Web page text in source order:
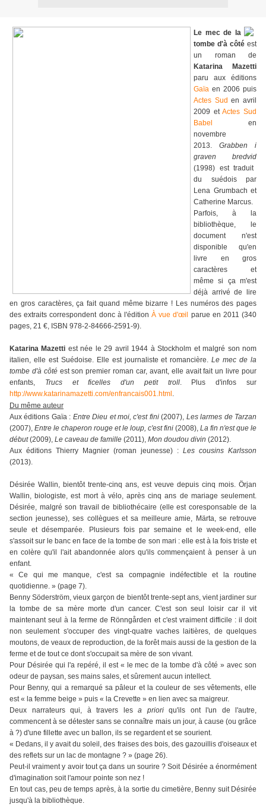
Le mec de la
tombe d'à côté est
un roman de
Katarina Mazetti
paru aux éditions
Gaïa en 2006 puis
Actes Sud en avril
2009 etActes Sud
Babel
en
novembre
2013. Grabben i
graven bredvid
(1998) est traduit
du suédois par
Lena Grumbach et
Catherine Marcus.
Parfois, à la
bibliothèque, le
document n'est
disponible qu'en
livre en gros
caractères et
même si ça m'est
déjà arrivé de lire
en gros caractères, ça fait quand même bizarre ! Les numéros des pages
des extraits correspondent donc à l'édition À vue d'œil
parue en 2011 (340
pages, 21 €, ISBN 978-2-84666-2591-9).
Katarina Mazetti est née le 29 avril 1944 à Stockholm et malgré son nom
italien, elle est Suédoise. Elle est journaliste et romancière.Le mec de la
tombe d'à côtéest son premier roman car, avant, elle avait fait un livre pour
enfants, Trucs et ficelles d'un petit troll.
Plus d'infos sur
http://www.katarinamazetti.com/enfrancais001.html .
Du même auteur
Aux éditions Gaïa : Entre Dieu et moi, c'est fini(2007), Les larmes de Tarzan
(2007), Entre le chaperon rouge et le loup, c'est fini (2008), La fin n'est que le
début(2009), Le caveau de famille (2011), Mon doudou divin (2012).
Aux éditions Thierry Magnier (roman jeunesse) : Les cousins Karlsson
(2013).
Désirée Wallin, bientôt trente-cinq ans, est veuve depuis cinq mois. Örjan
Wallin, biologiste, est mort à vélo, après cinq ans de mariage seulement.
Désirée, malgré son travail de bibliothécaire (elle est coresponsable de la
section jeunesse), ses collègues et sa meilleure amie, Märta, se retrouve
seule et désemparée. Plusieurs fois par semaine et le week-end, elle
s'assoit sur le banc en face de la tombe de son mari : elle est à la fois triste et
en colère qu'il l'ait abandonnée alors qu'ils commençaient à penser à un
enfant.
« Ce qui me manque, c'est sa compagnie indéfectible et la routine
quotidienne. » (page 7).
Benny Söderström, vieux garçon de bientôt trente-sept ans, vient jardiner sur
la tombe de sa mère morte d'un cancer. C'est son seul loisir car il vit
maintenant seul à la ferme de Rönngården et c'est vraiment difficile : il doit
non seulement s'occuper des vingt-quatre vaches laitières, de quelques
moutons, de veaux de reproduction, de la forêt mais aussi de la gestion de la
ferme et de tout ce dont s'occupait sa mère de son vivant.
Pour Désirée qui l'a repéré, il est « le mec de la tombe d'à côté » avec son
odeur de paysan, ses mains sales, et sûrement aucun intellect.
Pour Benny, qui a remarqué sa pâleur et la couleur de ses vêtements, elle
est « la femme beige » puis « la Crevette » en lien avec sa maigreur.
Deux narrateurs qui, à travers les a prioriqu'ils ont l'un de l'autre,
commencent à se détester sans se connaître mais un jour, à cause (ou grâce
à ?) d'une fillette avec un ballon, ils se regardent et se sourient.
« Dedans, il y avait du soleil, des fraises des bois, des gazouillis d'oiseaux et
des reflets sur un lac de montagne ? » (page 26).
Peut-il vraiment y avoir tout ça dans un sourire ? Soit Désirée a énormément
d'imagination soit l'amour pointe son nez !
En tout cas, peu de temps après, à la sortie du cimetière, Benny suit Désirée
jusqu'à la bibliothèque.